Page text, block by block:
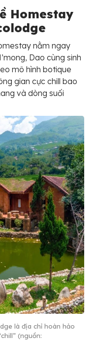
Homestay
nằm ngay
Dao cùng sinh
mô hình botique
gian cực chill bao
và dòng suối
là địa chỉ hoàn hảo
(nguồn: